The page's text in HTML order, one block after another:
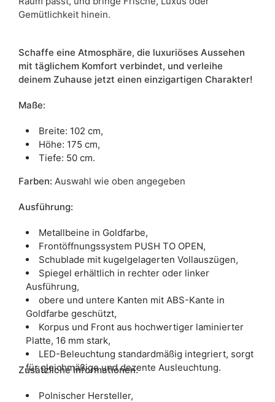
Gemütlichkeit hinein.
Schaffe eine Atmosphäre, die luxuriöses Aussehen
mit täglichem Komfort verbindet, und verleihe
deinem Zuhause jetzt einen einzigartigen Charakter!
Maße:
Breite: 102 cm,
Höhe: 175 cm,
Tiefe: 50 cm.
Farben: Auswahl wie oben angegeben
Ausführung:
Metallbeine in Goldfarbe,
Frontöffnungssystem PUSH TO OPEN,
Schublade mit kugelgelagerten Vollauszügen,
Spiegel erhältlich in rechter oder linker
Ausführung,
obere und untere Kanten mit ABS-Kante in
Goldfarbe geschützt,
Korpus und Front aus hochwertiger laminierter
Platte, 16 mm stark,
LED-Beleuchtung standardmäßig integriert, sorgt
für gleichmäßige und dezente Ausleuchtung.
Zusätzliche Informationen:
Polnischer Hersteller,